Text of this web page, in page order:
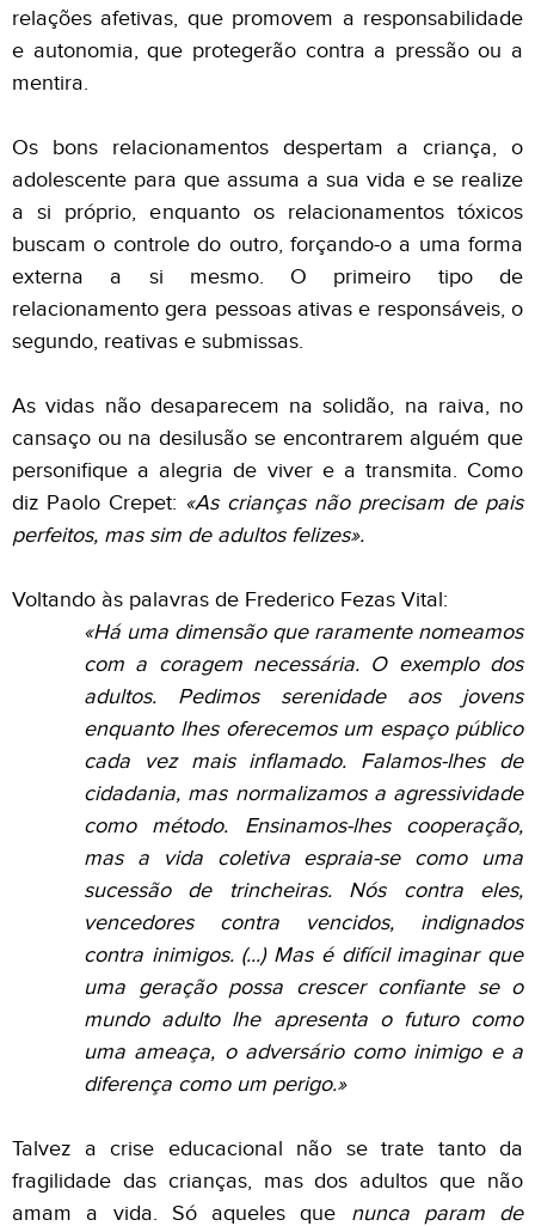
relações afetivas, que promovem a responsabilidade
e autonomia, que protegerão contra a pressão ou a
mentira.
Os bons relacionamentos despertam a criança, o
adolescente para que assuma a sua vida e se realize
a si próprio, enquanto os relacionamentos tóxicos
buscam o controle do outro, forçando-o a uma forma
externa a si mesmo. O primeiro tipo de
relacionamento gera pessoas ativas e responsáveis, o
segundo, reativas e submissas.
As vidas não desaparecem na solidão, na raiva, no
cansaço ou na desilusão se encontrarem alguém que
personifique a alegria de viver e a transmita. Como
diz Paolo Crepet: «As crianças não precisam de pais
perfeitos, mas sim de adultos felizes».
Voltando às palavras de Frederico Fezas Vital:
«Há uma dimensão que raramente nomeamos
com a coragem necessária. O exemplo dos
adultos. Pedimos serenidade aos jovens
enquanto lhes oferecemos um espaço público
cada vez mais inflamado. Falamos-lhes de
cidadania, mas normalizamos a agressividade
como método. Ensinamos-lhes cooperação,
mas a vida coletiva espraia-se como uma
sucessão de trincheiras. Nós contra eles,
vencedores contra vencidos, indignados
contra inimigos. (...) Mas é difícil imaginar que
uma geração possa crescer confiante se o
mundo adulto lhe apresenta o futuro como
uma ameaça, o adversário como inimigo e a
diferença como um perigo.»
Talvez a crise educacional não se trate tanto da
fragilidade das crianças, mas dos adultos que não
amam a vida. Só aqueles que nunca param de